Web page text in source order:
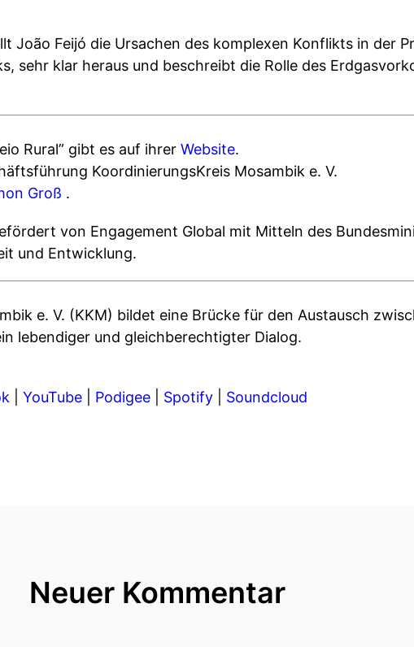
João Feijó die Ursachen des komplexen Konflikts in der
sehr klar heraus und beschreibt die Rolle des
Rural” gibt es auf ihrer Website.
KoordinierungsKreis Mosambik e. V.
Groß .
von Engagement Global mit Mitteln des
und Entwicklung.
e. V. (KKM) bildet eine Brücke für den Austausch
lebendiger und gleichberechtigter Dialog.
YouTube Podigee Spotify Soundcloud
Neuer Kommentar